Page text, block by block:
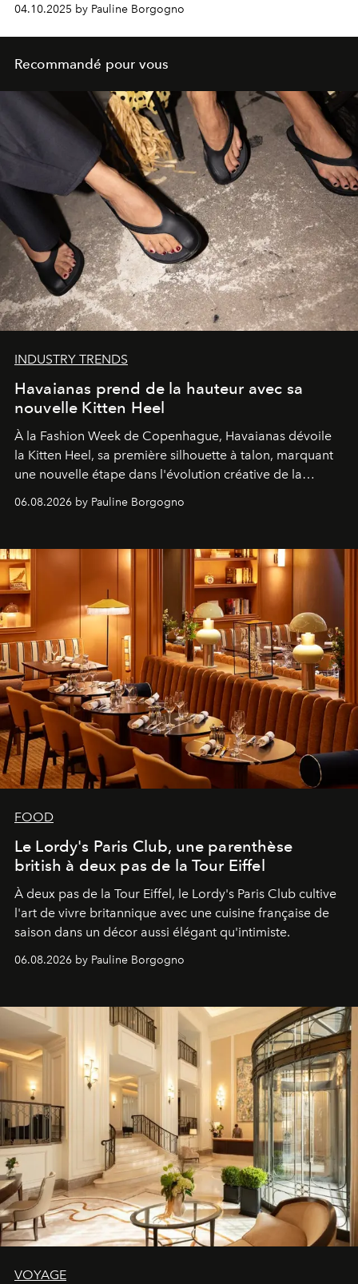
04.10.2025 by Pauline Borgogno
Recommandé pour vous
INDUSTRY TRENDS
Havaianas prend de la hauteur avec sa
nouvelle Kitten Heel
À la Fashion Week de Copenhague, Havaianas dévoile
la Kitten Heel, sa première silhouette à talon, marquant
une nouvelle étape dans l'évolution créative de la
06.08.2026 by Pauline Borgogno
FOOD
Le Lordy's Paris Club, une parenthèse
british à deux pas de la Tour Eiffel
À deux pas de la Tour Eiffel, le Lordy's Paris Club cultive
l'art de vivre britannique avec une cuisine française de
saison dans un décor aussi élégant qu'intimiste.
06.08.2026 by Pauline Borgogno
VOYAGE